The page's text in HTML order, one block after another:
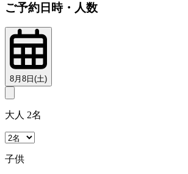
ご予約日時・人数
8月8日(土)
大人 2名
子供